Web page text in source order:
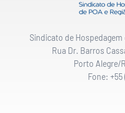
Sindicato de Hospedagem
Rua Dr. Barros
Porto Alegre/
Fone: +55